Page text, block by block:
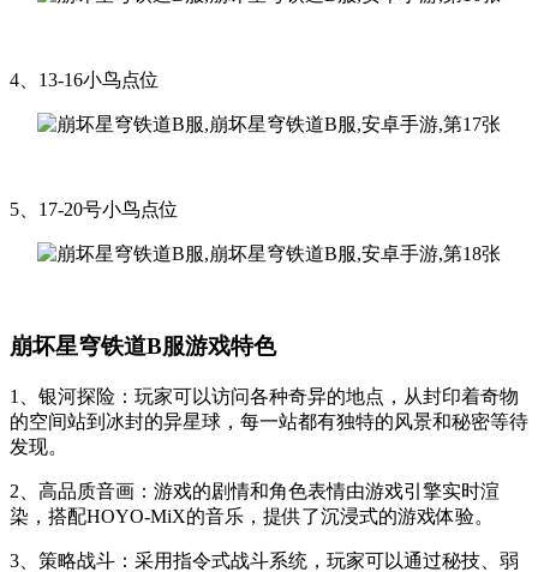
4、13-16小鸟点位
5、17-20号小鸟点位
崩坏星穹铁道B服游戏特色
1、银河探险：玩家可以访问各种奇异的地点，从封印着奇物
的空间站到冰封的异星球，每一站都有独特的风景和秘密等待
发现。
2、高品质音画：游戏的剧情和角色表情由游戏引擎实时渲
染，搭配HOYO-MiX的音乐，提供了沉浸式的游戏体验。
3、策略战斗：采用指令式战斗系统，玩家可以通过秘技、弱